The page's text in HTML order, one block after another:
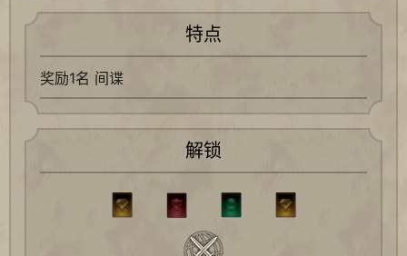
特点
奖励1名 间谍
解锁